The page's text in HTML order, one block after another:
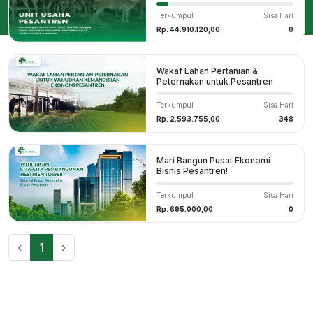
Terkumpul
Rp. 44.910.120,00
Sisa Hari
0
Wakaf Lahan Pertanian &
Peternakan untuk Pesantren
Terkumpul
Rp. 2.593.755,00
Sisa Hari
348
Mari Bangun Pusat Ekonomi
Bisnis Pesantren!
Terkumpul
Rp. 695.000,00
Sisa Hari
0
‹ 1 ›